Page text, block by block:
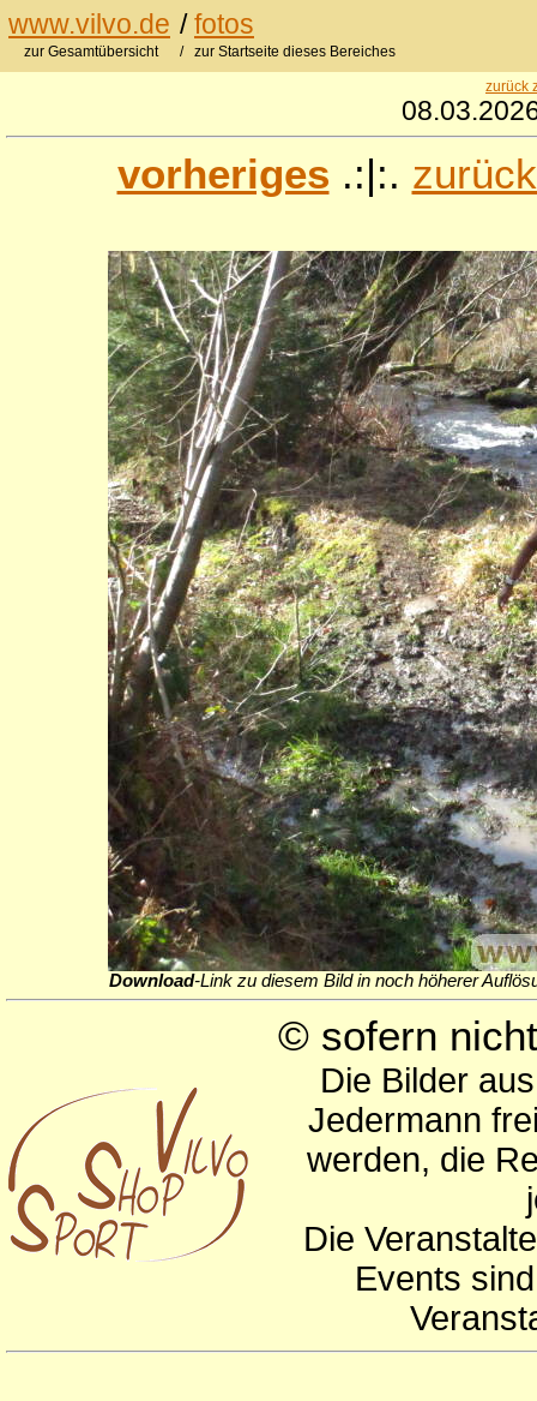
www.vilvo.de /fotos
zur Gesamtübersicht / zur Startseite dieses Bereiches
zurück
vorheriges .:|:.
Download-Link zu diesem Bild in noch höherer
© sofern
Die Bilder
Jedermann
werden, die
Die
Events